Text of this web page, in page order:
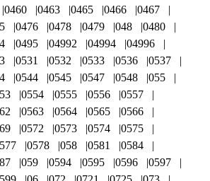
0460 0463 0465 0466
0467
0476 0478 0479 048
0480
0495 04992 04994
04996
0531 0532 0533 0536
0537
0544 0545 0547 0548
055
0554 0555 0556
0557
0563 0564 0565
0566
0572 0573 0574
0575
0578 058 0581
0584
059 0594 0595 0596
0597